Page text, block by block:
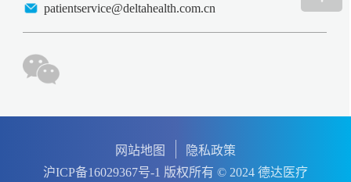
patientservice@deltahealth.com.cn
网站地图
隐私政策
沪ICP备16029367号-1 版权所有 © 2024 德达医疗